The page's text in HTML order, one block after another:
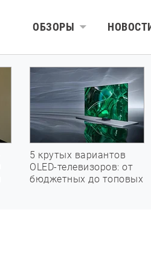
ОБЗОРЫ
5 крутых вариантов
OLED-телевизоров: от
бюджетных до топовых